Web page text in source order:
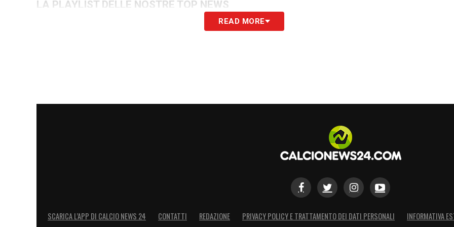
LA PLAYLIST DELLE NOSTRE TOP NEWS
READ MORE
SCARICA L’APP DI CALCIO NEWS 24 CONTATTI REDAZIONE PRIVACY POLICY E TRATTAMENTO DEI DATI PERSONALI INFORMATIVA